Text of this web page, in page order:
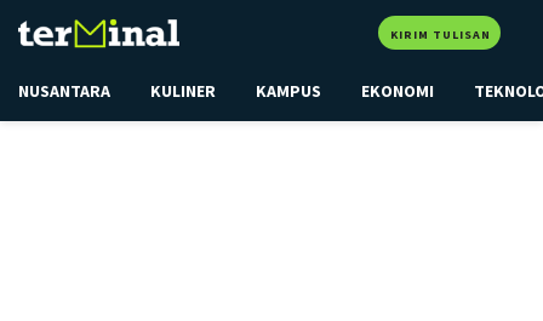
KIRIM TULISAN
NUSANTARA KULINER KAMPUS EKONOMI